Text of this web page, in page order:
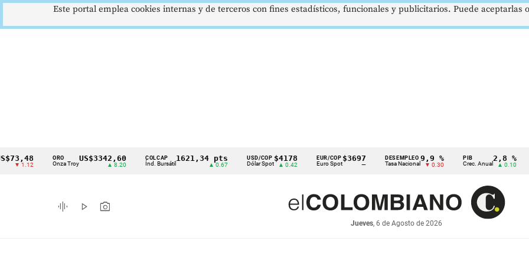
Cintillo
indicadores
económicos
ORO
Onza Troy
US$3342,60 COLCAP
Índ. Bursátil
1621,34 pts USD/COP
Dólar Spot
$4178
▲ 0.42
EUR/COP
Euro Spot
$3697
—
DESEMPLEO
Tasa Nacional
9,9 %
▼ 0.30
PIB
Crec. Anual
2,8 %
▲ 0.10
TRM
Tasa
graphic_eq play_arrow photo_camera
Jueves, 6 de Agosto de 2026
Este portal emplea cookies internas y de terceros con fines estadísticos, funcionales y publicitarios. Puede aceptarlas